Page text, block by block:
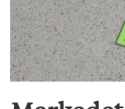
berge